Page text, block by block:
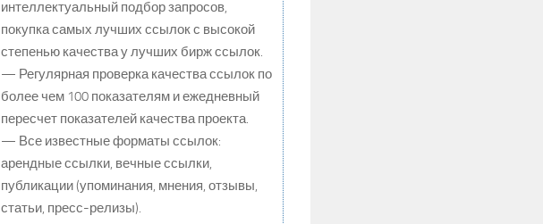
интеллектуальный подбор запросов,
покупка самых лучших ссылок с высокой
степенью качества у лучших бирж ссылок.
— Регулярная проверка качества ссылок по
более чем 100 показателям и ежедневный
пересчет показателей качества проекта.
— Все известные форматы ссылок:
арендные ссылки, вечные ссылки,
публикации (упоминания, мнения, отзывы,
статьи, пресс-релизы).